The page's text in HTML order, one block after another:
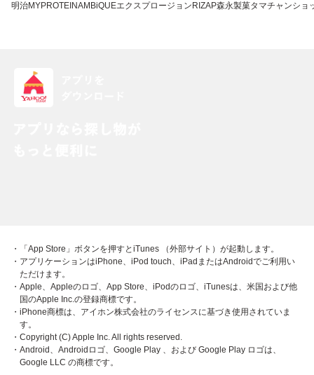
明治MYPROTEINAMBiQUEエクスプロージョン RIZAP森永製菓タマチャンショ
・「App Store」ボタンを押すとiTunes （外部サイト）が起動します。
・アプリケーションはiPhone、iPod touch、iPadまたはAndroidでご利用い
ただけます。
・Apple、Appleのロゴ、App Store、iPodのロゴ、iTunesは、米国および他
国のApple Inc.の登録商標です。
・iPhone商標は、アイホン株式会社のライセンスに基づき使用されていま
す。
・Copyright (C) Apple Inc. All rights reserved.
・Android、Androidロゴ、Google Play 、および Google Play ロゴは、
Google LLC の商標です。